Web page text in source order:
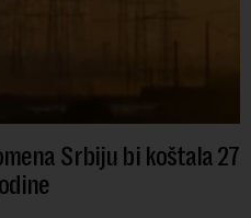
Srbiju bi koštala 27